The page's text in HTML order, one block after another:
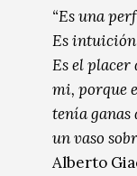
Música Música
Sin categoría
“Es una
Es
Es el placer
mi, porque
tenía ganas
un vaso
Alberto